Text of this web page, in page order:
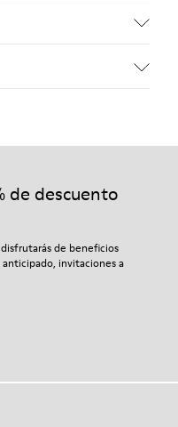
materiales de primera
sobre cómo cuidar de
del calzado.
de descuento
de beneficios
invitaciones a